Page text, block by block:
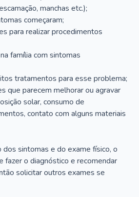
manchas etc.);
começaram;
para realizar procedimentos
família com sintomas
tratamentos para esse problema;
que parecem melhorar ou agravar
solar, consumo de
contato com alguns materiais
dos sintomas e do exame físico, o
fazer o diagnóstico e recomendar
solicitar outros exames se